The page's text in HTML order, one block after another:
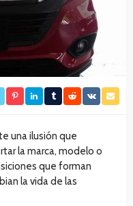
una ilusión que
la marca, modelo o
que forman
la vida de las